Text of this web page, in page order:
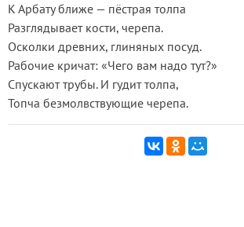
К Арбату ближе — пёстрая толпа
Разглядывает кости, черепа.
Осколки древних, глиняных посуд.
Рабочие кричат: «Чего вам надо тут?»
Спускают трубы. И гудит толпа,
Топча безмолвствующие черепа.